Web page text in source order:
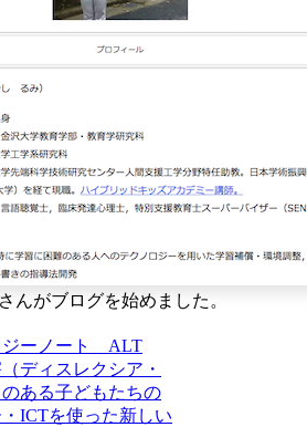
んがブログを始めました。
ジーノート ALT
ディスレクシア・
ある子どもたちの
ICTを使った新しい